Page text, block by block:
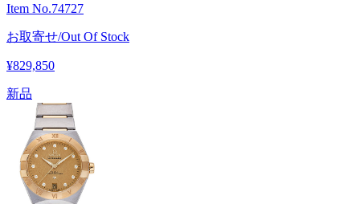
Item No.74727
お取寄せ/Out Of Stock
¥829,850
新品